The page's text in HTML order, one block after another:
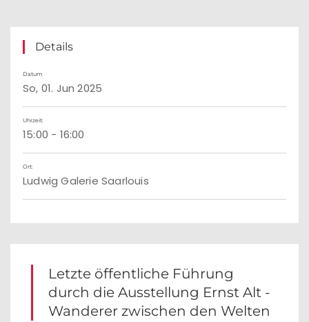
Details
Datum
So, 01. Jun 2025
Uhrzeit:
15:00 - 16:00
Ort:
Ludwig Galerie Saarlouis
Letzte öffentliche Führung
durch die Ausstellung Ernst Alt -
Wanderer zwischen den Welten